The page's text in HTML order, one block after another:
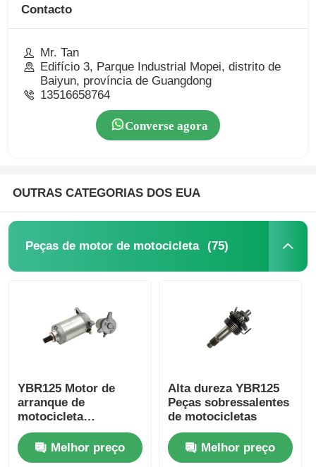
Contacto
Mr. Tan
Edifício 3, Parque Industrial Mopei, distrito de
Baiyun, província de Guangdong
13516658764
Converse agora
OUTRAS CATEGORIAS DOS EUA
Peças de motor de motocicleta (75)
YBR125 Motor de
arranque de
motocicleta
Componentes de
potência de arranque
de alto binário
Melhor preço
Alta dureza YBR125
Peças sobressalentes
de motocicletas
Melhor preço